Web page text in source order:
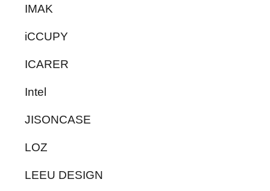
IMAK
iCCUPY
ICARER
Intel
JISONCASE
LOZ
LEEU DESIGN